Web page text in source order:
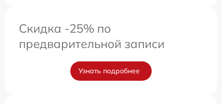
Скидка -25% по
предварительной записи
Узнать подробнее